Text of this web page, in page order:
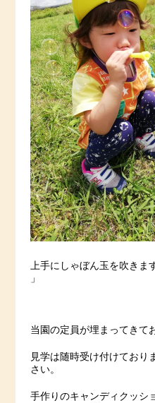
上手にしゃぼん玉を吹きま
」
当園の定員が埋まってきて
見学は随時受け付けており
さい。
手作りのキャンディクッシ